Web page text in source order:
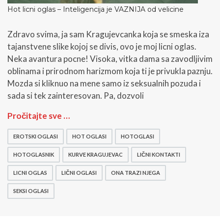
e
e
m
u
š
k
a
r
a
p
r
o
r
i
m
e
Hot licni oglas – Inteligencija je VAZNIJA od velicine
Zdravo svima, ja sam Kragujevcanka koja se smeska iza
tajanstvene slike kojoj se divis, ovo je moj licni oglas.
Neka avantura pocne! Visoka, vitka dama sa zavodljivim
oblinama i prirodnom harizmom koja ti je privukla paznju.
Mozda si kliknuo na mene samo iz seksualnih pozuda i
sada si tek zainteresovan. Pa, dozvoli
H
l
c
i
Pročitajte sve …
EROTSKI OGLASI HOT OGLASI HOTOGLASI
HOTOGLASNIK KURVE KRAGUJEVAC LIČNI KONTAKTI
LICNI OGLAS LIČNI OGLASI ONA TRAZI NJEGA
SEKSI OGLASI